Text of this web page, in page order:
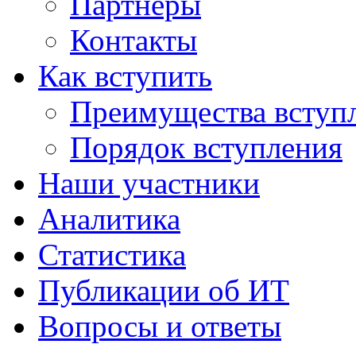
Контакты
Как вступить
Преимущества
Порядок вступления
Наши участники
Аналитика
Статистика
Публикации об ИТ
Вопросы и ответы